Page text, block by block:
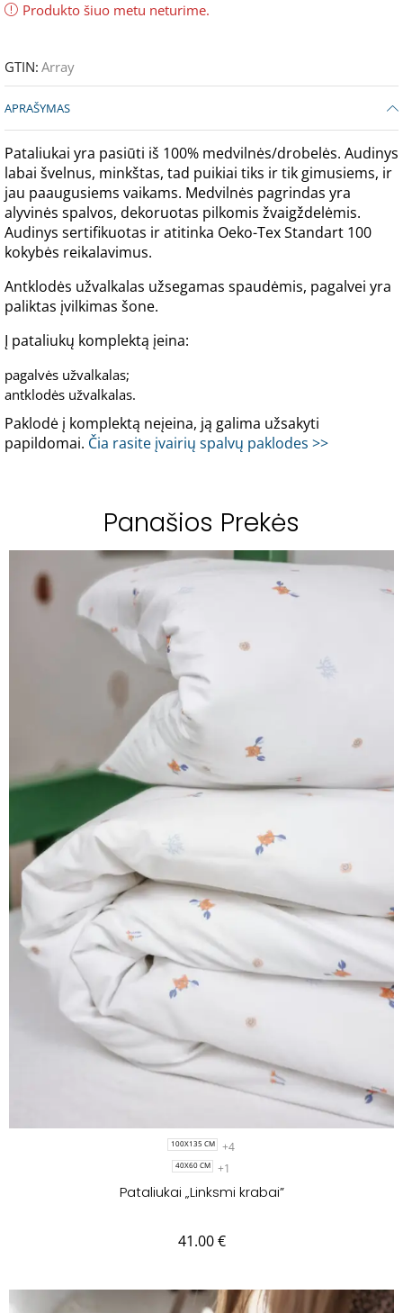
Produkto šiuo metu neturime.
GTIN: Array
APRAŠYMAS
Pataliukai yra pasiūti iš 100% medvilnės/drobelės. Audinys
labai švelnus, minkštas, tad puikiai tiks ir tik gimusiems, ir
jau paaugusiems vaikams. Medvilnės pagrindas yra
alyvinės spalvos, dekoruotas pilkomis žvaigždelėmis.
Audinys sertifikuotas ir atitinka Oeko-Tex Standart 100
kokybės reikalavimus.
Antklodės užvalkalas užsegamas spaudėmis, pagalvei yra
paliktas įvilkimas šone.
Į pataliukų komplektą įeina:
pagalvės užvalkalas;
antklodės užvalkalas.
Paklodė į komplektą neįeina, ją galima užsakyti
papildomai. Čia rasite įvairių spalvų paklodes >>
Panašios Prekės
100X135 CM +4
40X60 CM +1
Pataliukai „Linksmi krabai”
41.00€